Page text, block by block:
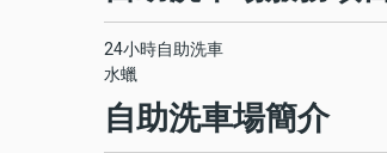
24小時自助洗車
水蠟
自助洗車場簡介